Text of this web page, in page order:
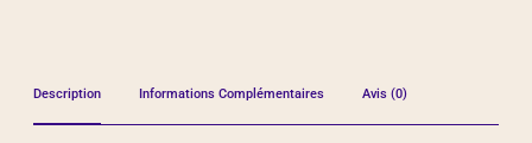
Description Informations Complémentaires Avis (0)